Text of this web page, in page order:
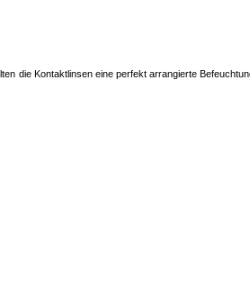
die Kontaktlinsen eine perfekt arrangierte